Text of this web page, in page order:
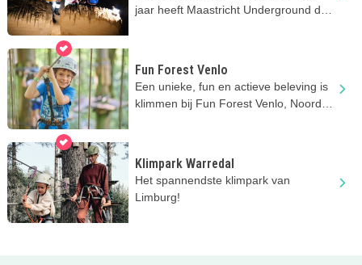
jaar heeft Maastricht Underground de
Fun Forest Venlo
Een unieke, fun en actieve beleving is
klimmen bij Fun Forest Venlo, Noord-
Klimpark Warredal
Het spannendste klimpark van
Limburg!